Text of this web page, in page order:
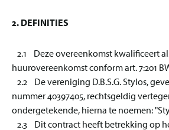
2. DEFINITIES
2.1 Deze overeenkomst kwalificeert
huurovereenkomst conform art. 7:201
2.2 De vereniging D.B.S.G. Stylos,
nummer 40397405, rechtsgeldig
ondergetekende, hierna te noemen:
2.3 Dit contract heeft betrekking op